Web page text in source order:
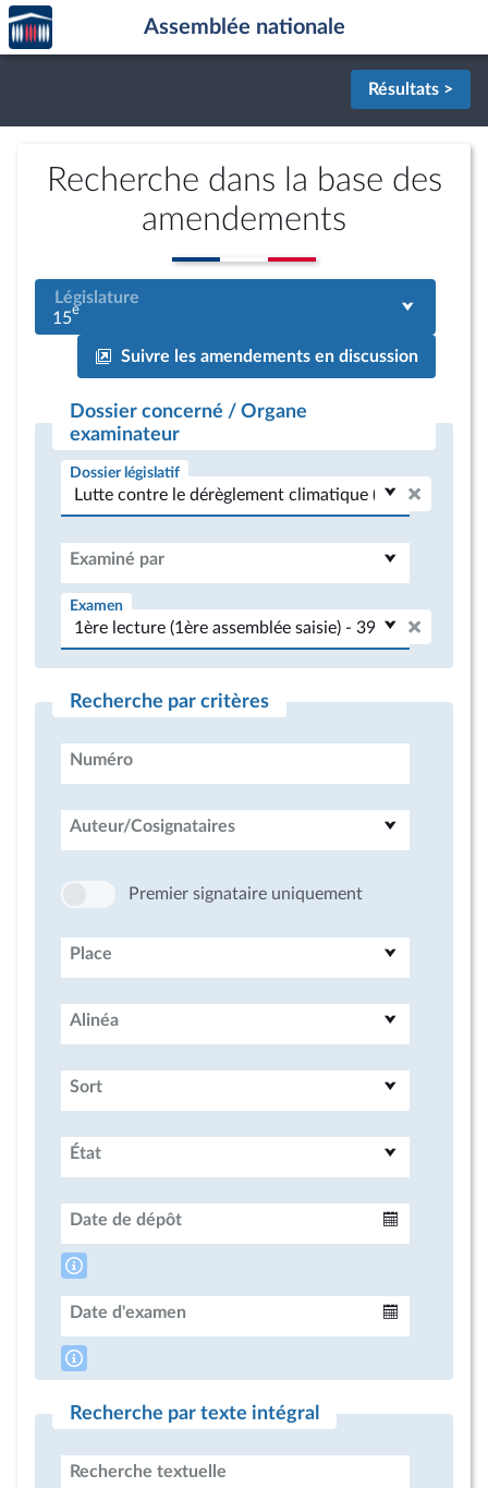
Aller au contenu
Aller en bas de la page
Accèder
à la
page
Assemblée nationale
Résultats >
Recherche dans la base des
amendements
Législature
15e
Suivre les amendements en discussion
Dossier concerné / Organe
examinateur
Dossier législatif
Examiné par
Examen
Recherche par critères
Numéro
Auteur/Cosignataires
Premier signataire uniquement
Place
Alinéa
Sort
État
Date de dépôt
Date d'examen
Recherche par texte intégral
Recherche textuelle